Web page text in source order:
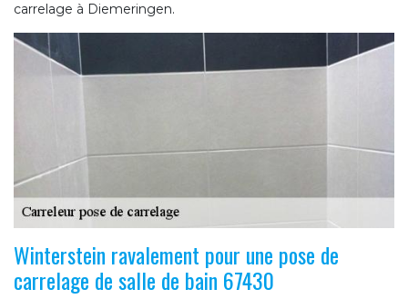
carrelage à Diemeringen.
Winterstein ravalement pour une pose de
carrelage de salle de bain 67430